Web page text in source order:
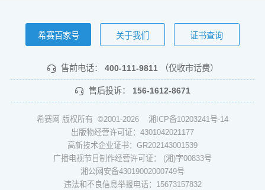
希赛百家号 关于我们 证书查询
售前电话： 400-111-9811 （仅收市话费）
售后投诉： 156-1612-8671
希赛网 版权所有 ©2001-2026 湘ICP备10203241号-14
出版物经营许可证：4301042021177
高新技术企业证书：GR202143001539
广播电视节目制作经营许可证： (湘)字00833号
湘公网安备43019002000749号
违法和不良信息举报电话：15673157832